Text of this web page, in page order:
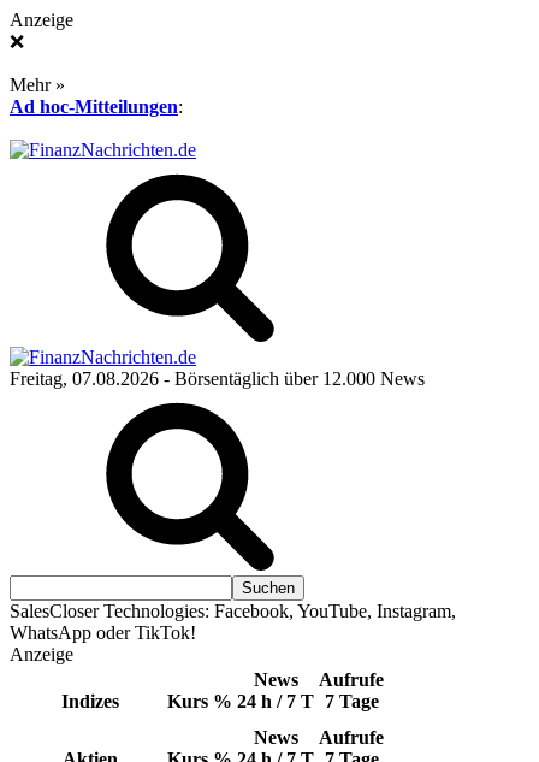
Anzeige
❌
Mehr »
Ad hoc-Mitteilungen:
Freitag, 07.08.2026 - Börsentäglich über 12.000 News
SalesCloser Technologies: Facebook, YouTube, Instagram,
WhatsApp oder TikTok!
Anzeige
Indizes Kurs %
News
24 h / 7 T
Aufrufe
7 Tage
News
Aufrufe